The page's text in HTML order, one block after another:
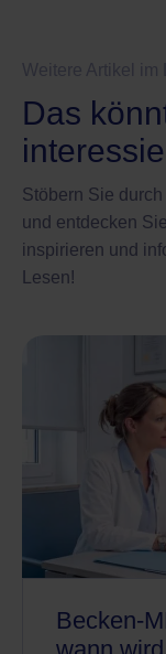
Das
Stöbern Sie
und entdecken
inspirieren und
Lesen!
Becken-